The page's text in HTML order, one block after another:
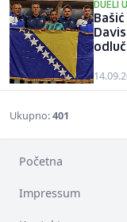
DUELI
Ukupno:401
Početna
Impressum